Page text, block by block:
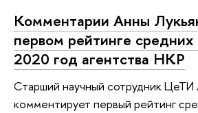
Комментарии Анны
первом рейтинге средних
2020 год агентства НКР
Старший научный сотрудник ЦеТИ
комментирует первый рейтинг